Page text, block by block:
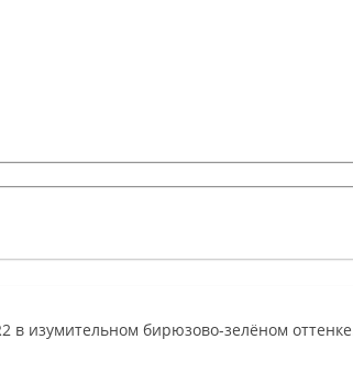
в изумительном бирюзово-зелёном